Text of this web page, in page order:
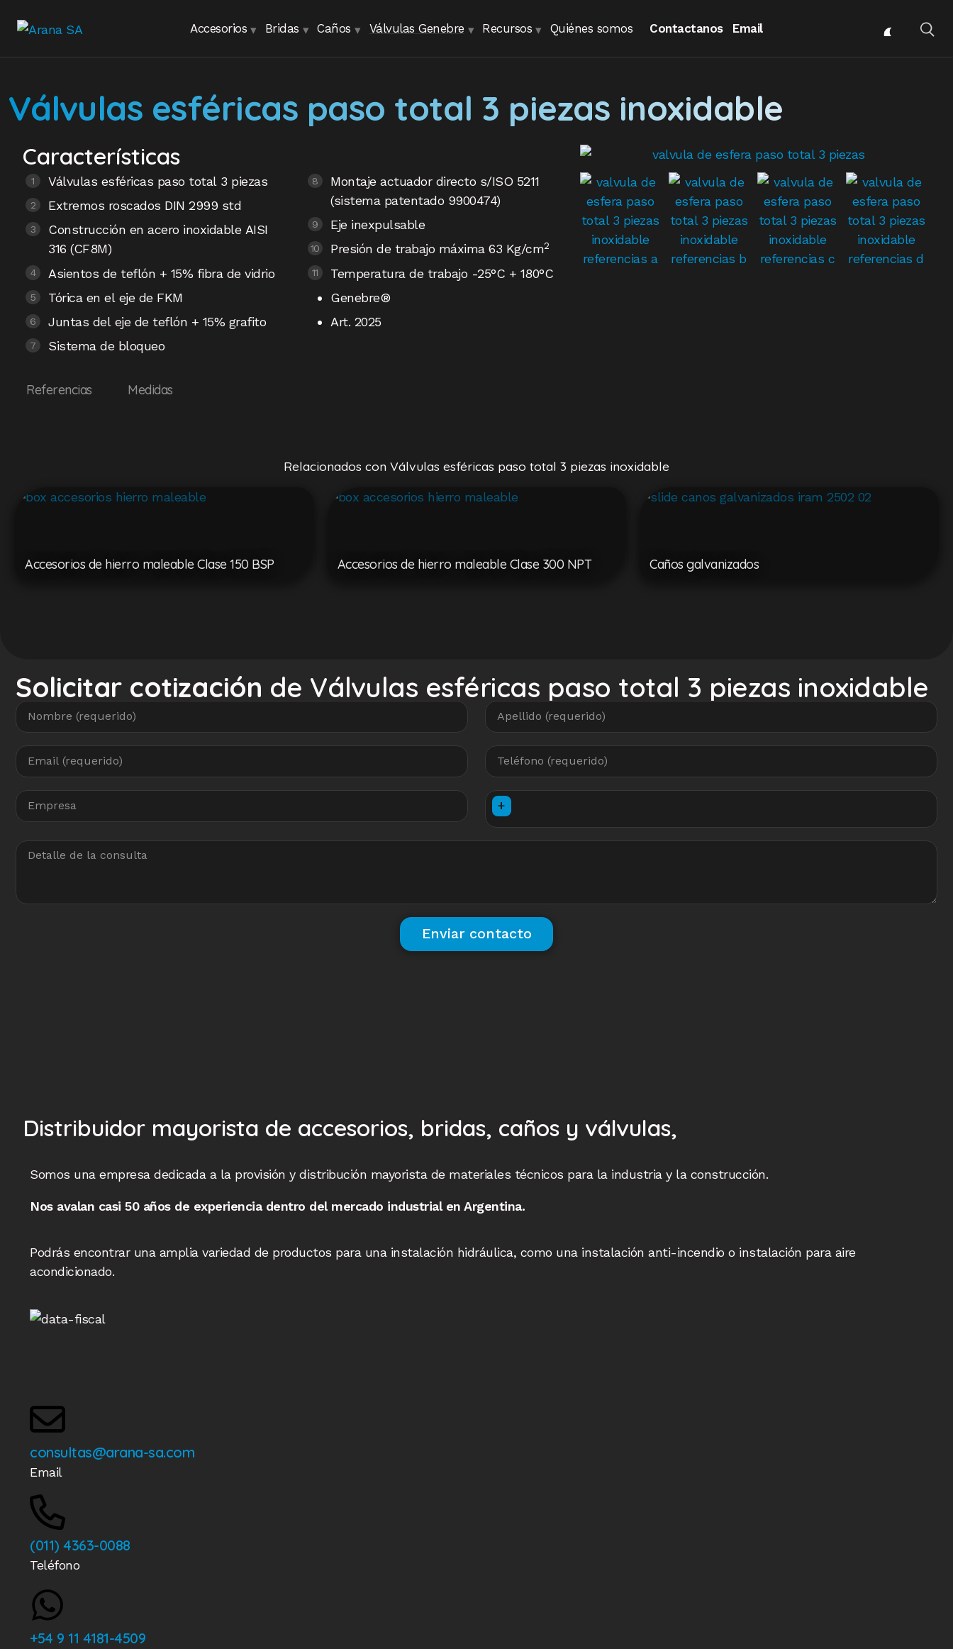
Accesorios Bridas Caños Válvulas Genebre Recursos Quiénes somos Contactanos Email
Válvulas esféricas paso total 3 piezas inoxidable
Características
Válvulas esféricas paso total 3 piezas
Extremos roscados DIN 2999 std
Construcción en acero inoxidable AISI
316 (CF8M)
Asientos de teflón + 15% fibra de vidrio
Tórica en el eje de FKM
Juntas del eje de teflón + 15% grafito
Sistema de bloqueo
Montaje actuador directo s/ISO 5211
(sistema patentado 9900474)
Eje inexpulsable
Presión de trabajo máxima 63 Kg/cm2
Temperatura de trabajo -25°C + 180°C
Genebre®
Art. 2025
Referencias Medidas
Relacionados con Válvulas esféricas paso total 3 piezas inoxidable
Accesorios de hierro maleable Clase 150 BSP Accesorios de hierro maleable Clase 300 NPT Caños galvanizados
Solicitar cotización de Válvulas esféricas paso total 3 piezas inoxidable
Distribuidor mayorista de accesorios, bridas, caños y válvulas,
Somos una empresa dedicada a la provisión y distribución mayorista de materiales técnicos para la industria y la construcción.
Nos avalan casi 50 años de experiencia dentro del mercado industrial en Argentina.
Podrás encontrar una amplia variedad de productos para una instalación hidráulica, como una instalación anti-incendio o instalación para aire
acondicionado.
consultas@arana-sa.com
Email
(011) 4363-0088
Teléfono
+54 9 11 4181-4509